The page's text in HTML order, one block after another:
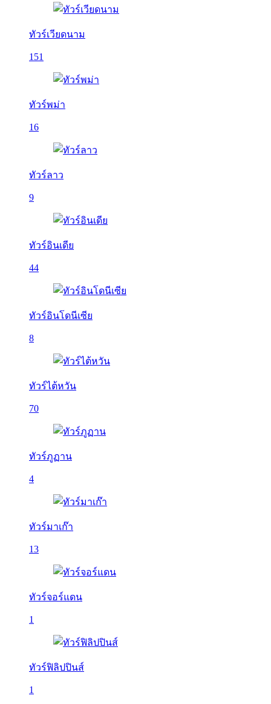
ทัวร์เวียดนาม
151
ทัวร์พม่า
16
ทัวร์ลาว
9
ทัวร์อินเดีย
44
ทัวร์อินโดนีเซีย
8
ทัวร์ไต้หวัน
70
ทัวร์ภูฏาน
4
ทัวร์มาเก๊า
13
ทัวร์จอร์แดน
1
ทัวร์ฟิลิปปินส์
1